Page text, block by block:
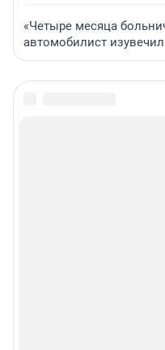
«Четыре месяца
автомобилист